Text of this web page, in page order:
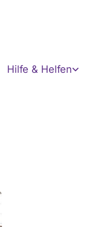
Hilfe & Helfen